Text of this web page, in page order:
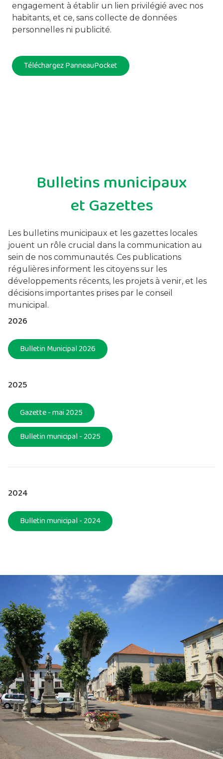
engagement à établir un lien privilégié avec nos
habitants, et ce, sans collecte de données
personnelles ni publicité.
Téléchargez PanneauPocket
Bulletins municipaux
et Gazettes
Les bulletins municipaux et les gazettes locales
jouent un rôle crucial dans la communication au
sein de nos communautés. Ces publications
régulières informent les citoyens sur les
développements récents, les projets à venir, et les
décisions importantes prises par le conseil
municipal.
2026
Bulletin Municipal 2026
2025
Gazette - mai 2025
Bulletin municipal - 2025
2024
Bulletin municipal - 2024